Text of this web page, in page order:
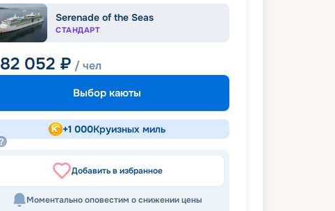
Serenade of the Seas
СТАНДАРТ
82 052 ₽ / чел
Выбор каюты
+1 000Круизных миль
Добавить в избранное
Моментально оповестим о снижении цены